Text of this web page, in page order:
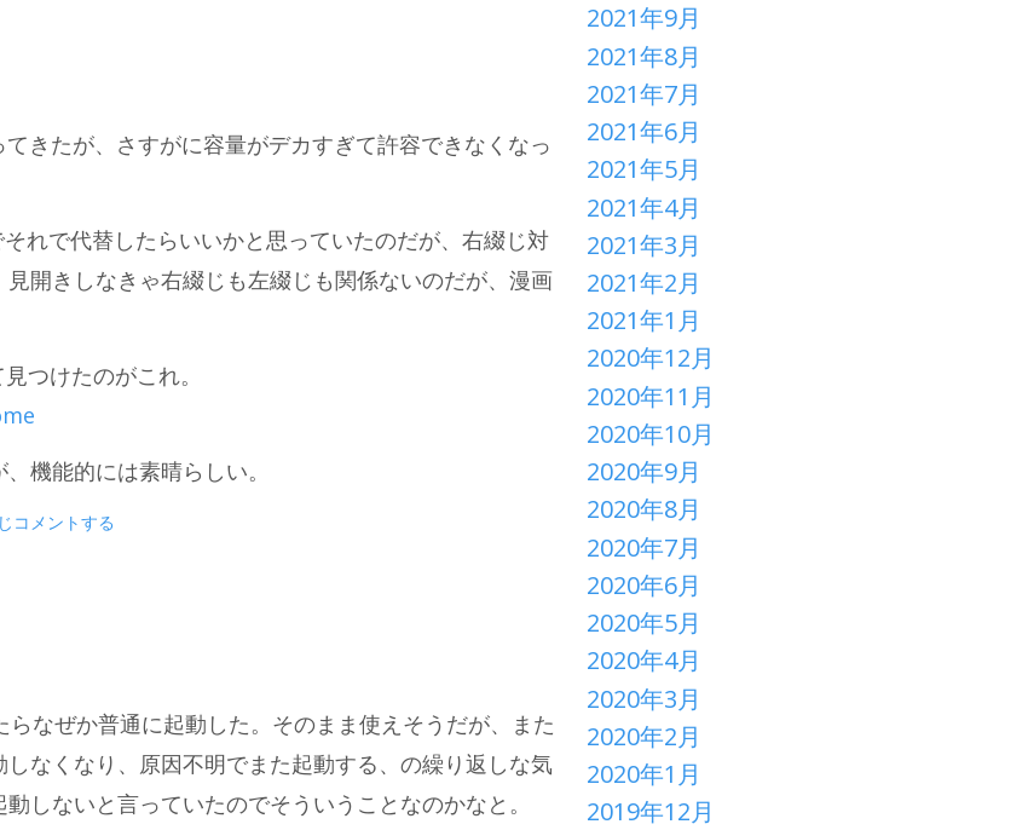
きたが、さすがに容量がデカすぎて許容できなくなっ
れで代替したらいいかと思っていたのだが、右綴じ対
開きしなきゃ右綴じも左綴じも関係ないのだが、漫画
つけたのがこれ。
機能的には素晴らしい。
コメントする
なぜか普通に起動した。そのまま使えそうだが、また
なくなり、原因不明でまた起動する、の繰り返しな気
しないと言っていたのでそういうことなのかなと。
2021年9月
2021年8月
2021年7月
2021年6月
2021年5月
2021年4月
2021年3月
2021年2月
2021年1月
2020年12月
2020年11月
2020年10月
2020年9月
2020年8月
2020年7月
2020年6月
2020年5月
2020年4月
2020年3月
2020年2月
2020年1月
2019年12月